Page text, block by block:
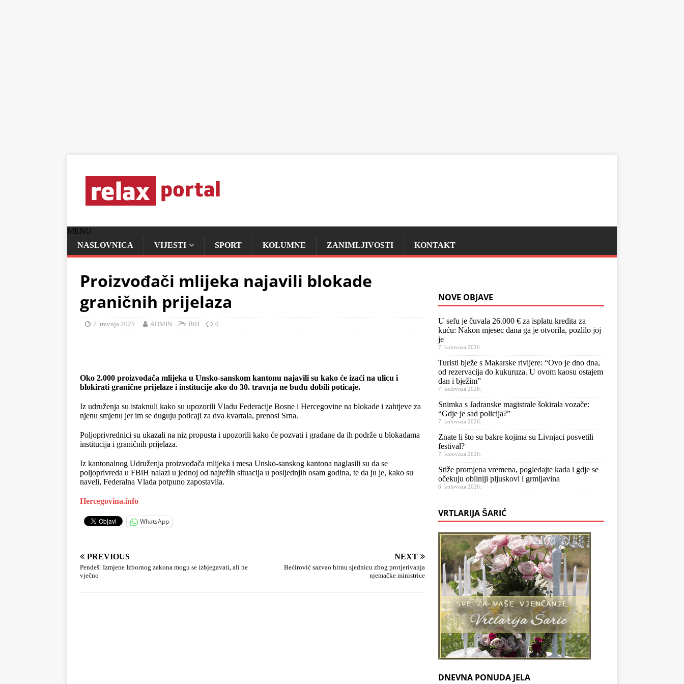
MENU
NASLOVNICA
VIJESTI SPORT KOLUMNE ZANIMLJIVOSTI KONTAKT
Proizvođači mlijeka najavili blokade
graničnih prijelaza
7. travnja 2025. ADMIN BiH 0
Oko 2.000 proizvođača mlijeka u Unsko-sanskom kantonu najavili su kako će izaći na ulicu i
blokirati granične prijelaze i institucije ako do 30. travnja ne budu dobili poticaje.
Iz udruženja su istaknuli kako su upozorili Vladu Federacije Bosne i Hercegovine na blokade i zahtjeve za
njenu smjenu jer im se duguju poticaji za dva kvartala, prenosi Srna.
Poljoprivrednici su ukazali na niz propusta i upozorili kako će pozvati i građane da ih podrže u blokadama
institucija i graničnih prijelaza.
Iz kantonalnog Udruženja proizvođača mlijeka i mesa Unsko-sanskog kantona naglasili su da se
poljoprivreda u FBiH nalazi u jednoj od najtežih situacija u posljednjih osam godina, te da ju je, kako su
naveli, Federalna Vlada potpuno zapostavila.
Hercegovina.info
WhatsApp
PREVIOUS
Pendeš: Izmjene Izbornog zakona mogu se izbjegavati, ali ne
vječno
NEXT
Bećirović sazvao hitnu sjednicu zbog protjerivanja
njemačke ministrice
NOVE OBJAVE
U sefu je čuvala 26.000 € za isplatu kredita za
kuću: Nakon mjesec dana ga je otvorila, pozlilo joj
je
7. kolovoza 2026.
Turisti bježe s Makarske rivijere: “Ovo je dno dna,
od rezervacija do kukuruza. U ovom kaosu ostajem
dan i bježim”
7. kolovoza 2026.
Snimka s Jadranske magistrale šokirala vozače:
“Gdje je sad policija?”
7. kolovoza 2026.
Znate li što su bakre kojima su Livnjaci posvetili
festival?
7. kolovoza 2026.
Stiže promjena vremena, pogledajte kada i gdje se
očekuju obilniji pljuskovi i grmljavina
6. kolovoza 2026.
VRTLARIJA ŠARIĆ
DNEVNA PONUDA JELA